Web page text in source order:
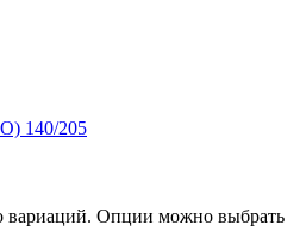
140/205
вариаций. Опции можно выбрать